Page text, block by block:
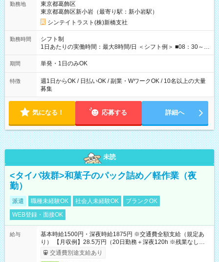
⇒希望をお聞かせください♪ ■各種資格手当あり ■残業手当あり ■
日給保障あり └早く終わっても”全額”支給！ ----- ≪ 法定研
修 ≫ 研修時の給与： 日給10，000円×3日間（24時間） ＝研
修費として合計30，000円支給 ＋交通費全額支給 ※規定あり
【試用期間】試用期間なし
勤務地
東京都葛飾区
東京都葛飾区新小岩（最寄り駅：新小岩駅）
シンテイトラスト(株)新橋支社
勤務時間
シフト制
1日あたりの実働時間：最大8時間/日 ＜シフト例＞ ■08：30～
17：30 ■20：00～翌5：00 など！ 上記時間内で、 実働8時
間・休憩1時間／日
期間 単発・1日のみOK
特徴
週1日からOK / 日払いOK / 副業・WワークOK / 10名以上の大量
募集
気になる！ 応募する 詳細へ
未読
<タイパ抜群>和菓子のパック詰め／軽作業（夜
勤）
派遣 職種未経験OK 社会人未経験OK
ブランクOK
WEB登録・面接OK
給与
基本時給1500円・深夜時給1875円 ※交通費全額支給（規定あ
り） 【月収例】28.5万円（20日勤務＋深夜120h ※残業なしの場
合）交通費別途支給あり